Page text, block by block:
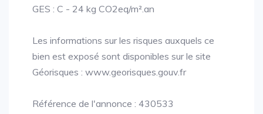
GES : C - 24 kg CO2eq/m².an
Les informations sur les risques auxquels ce
bien est exposé sont disponibles sur le site
Géorisques : www.georisques.gouv.fr
Référence de l'annonce : 430533